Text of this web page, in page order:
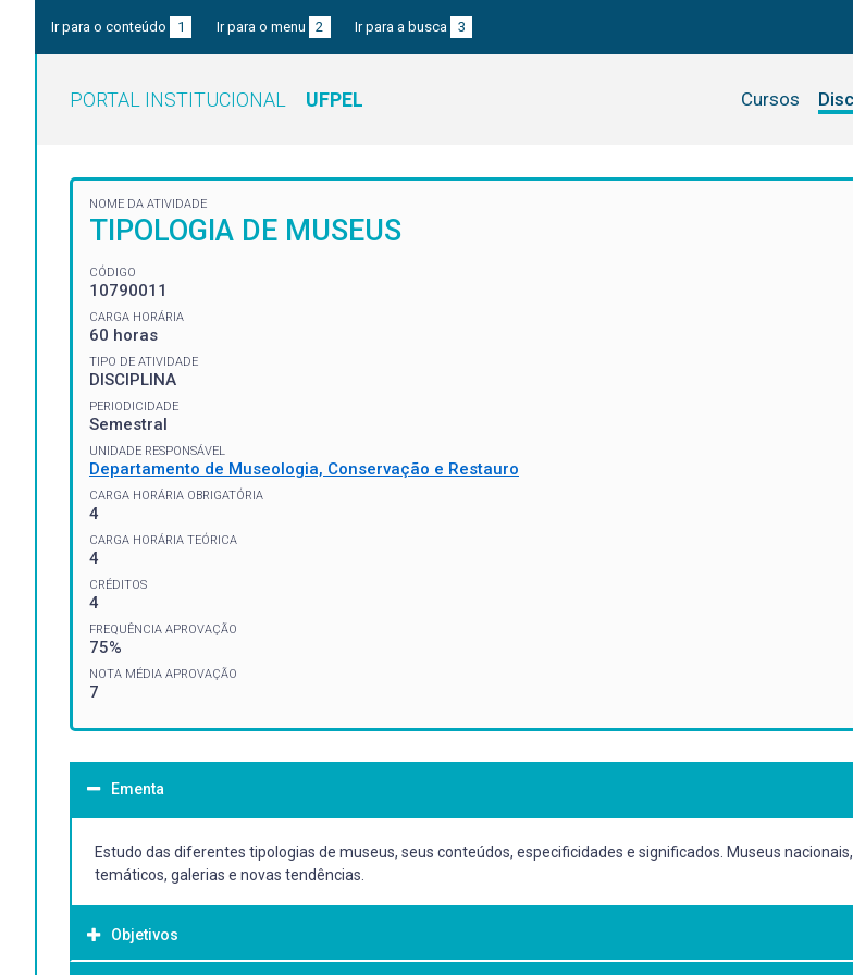
Ir para o conteúdo 1 Ir para o menu 2 Ir para a busca 3
PORTAL INSTITUCIONAL UFPEL Cursos
NOME DA ATIVIDADE
TIPOLOGIA DE MUSEUS
CÓDIGO
10790011
CARGA HORÁRIA
60 horas
TIPO DE ATIVIDADE
DISCIPLINA
PERIODICIDADE
Semestral
UNIDADE RESPONSÁVEL
Departamento de Museologia, Conservação e Restauro
CARGA HORÁRIA OBRIGATÓRIA
4
CARGA HORÁRIA TEÓRICA
4
CRÉDITOS
4
FREQUÊNCIA APROVAÇÃO
75%
NOTA MÉDIA APROVAÇÃO
7
Ementa
Estudo das diferentes tipologias de museus, seus conteúdos, especificidades e significados. Museus
temáticos, galerias e novas tendências.
Objetivos